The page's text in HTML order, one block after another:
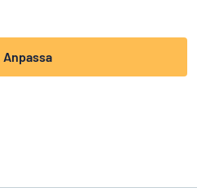
Anpassa